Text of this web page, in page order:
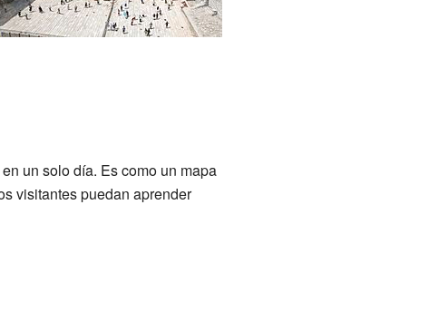
un solo día. Es como un mapa
visitantes puedan aprender